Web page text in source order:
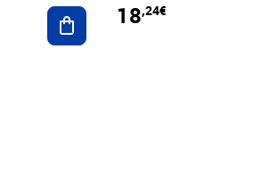
Ajouter au panier
18,24€